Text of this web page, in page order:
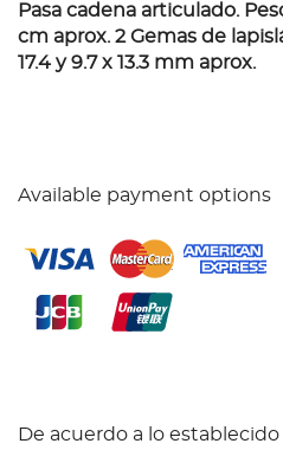
Pasa cadena articulado.
cm aprox. 2 Gemas de
17.4 y 9.7 x 13.3 mm aprox.
Available payment options
De acuerdo a lo